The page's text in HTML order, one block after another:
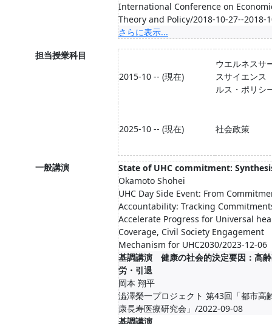
International Conference on
Theory and Policy/2018-10-27--2018-
さらに表示...
担当授業科目
2015-10 -- (現在)
ウエルネスサ
スサイエンス
ルス・ポリシ
2025-10 -- (現在) 社会政策
一般講演
State of UHC commitment:
Okamoto Shohei
UHC Day Side Event: From
Accountability: Tracking
Accelerate Progress for Universal
Coverage, Civil Society Engagement
Mechanism for UHC2030/2023-12-06
基調講演 健康の社会的決定要因：高
労・引退
岡本 翔平
澁澤榮一プロジェクト 第43回「都市高
康長寿医療研究会」/2022-09-08
基調講演